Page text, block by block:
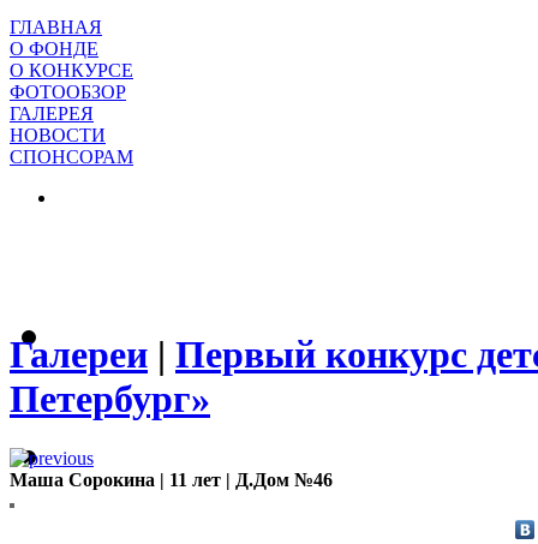
ГЛАВНАЯ
О ФОНДЕ
О КОНКУРСЕ
ФОТООБЗОР
ГАЛЕРЕЯ
НОВОСТИ
СПОНСОРАМ
Галереи | Первый конкурс
Петербург»
Маша Сорокина | 11 лет | Д.Дом №46